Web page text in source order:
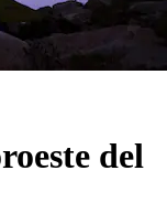
del